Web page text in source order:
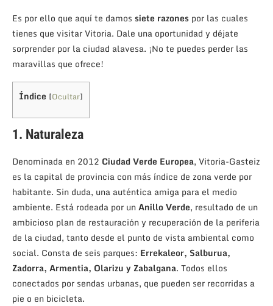
Es por ello que aquí te damos siete razones por las cuales
tienes que visitar Vitoria. Dale una oportunidad y déjate
sorprender por la ciudad alavesa. ¡No te puedes perder las
maravillas que ofrece!
Índice [Ocultar]
1. Naturaleza
Denominada en 2012 Ciudad Verde Europea, Vitoria-Gasteiz
es la capital de provincia con más índice de zona verde por
habitante. Sin duda, una auténtica amiga para el medio
ambiente. Está rodeada por unAnillo Verde, resultado de un
ambicioso plan de restauración y recuperación de la periferia
de la ciudad, tanto desde el punto de vista ambiental como
social. Consta de seis parques: Errekaleor, Salburua,
Zadorra, Armentia, Olarizu y Zabalgana. Todos ellos
conectados por sendas urbanas, que pueden ser recorridas a
pie o en bicicleta.